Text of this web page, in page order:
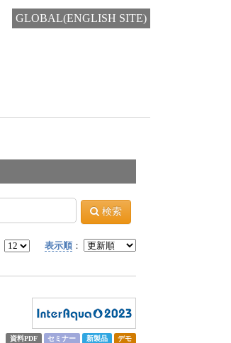
GLOBAL(ENGLISH SITE)
検索
表示順：
資料PDF セミナー 新製品 デモ